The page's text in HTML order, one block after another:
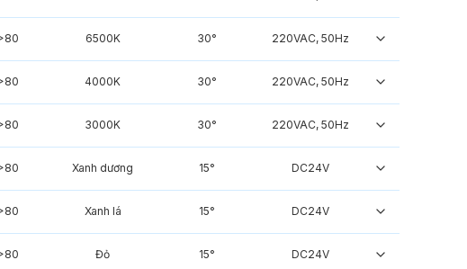
6500K 30° 220VAC, 50Hz
4000K 30° 220VAC, 50Hz
3000K 30° 220VAC, 50Hz
Xanh dương 15° DC24V
Xanh lá 15° DC24V
Đỏ 15° DC24V